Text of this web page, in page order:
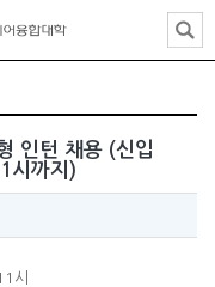
인턴 채용 (신입
시까지)
시